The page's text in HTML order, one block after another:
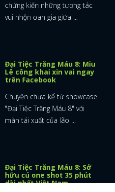
chứng kiến những tương tác
vui nhộn oan gia giữa ...
Đại Tiệc Trăng Máu 8: Miu
Lê công khai xin vai ngay
trên Facebook
Chuyện chưa kể từ showcase
"Đại Tiệc Trăng Máu 8" với
màn tái xuất của lão ...
Đại Tiệc Trăng Máu 8: Sở
hữu cú one shot 35 phút
dài nhất Việt Nam